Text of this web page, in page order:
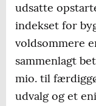
udsatte
indekset for
voldsommere
sammenlagt
mio. til
udvalg og et